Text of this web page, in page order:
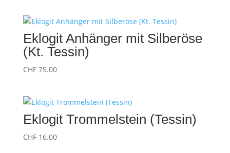
Eklogit Anhänger mit Silberöse
(Kt. Tessin)
CHF75.00
Eklogit Trommelstein (Tessin)
CHF16.00